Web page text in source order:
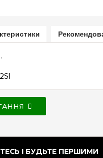
І БУДЬТЕ ПЕРШИМИ